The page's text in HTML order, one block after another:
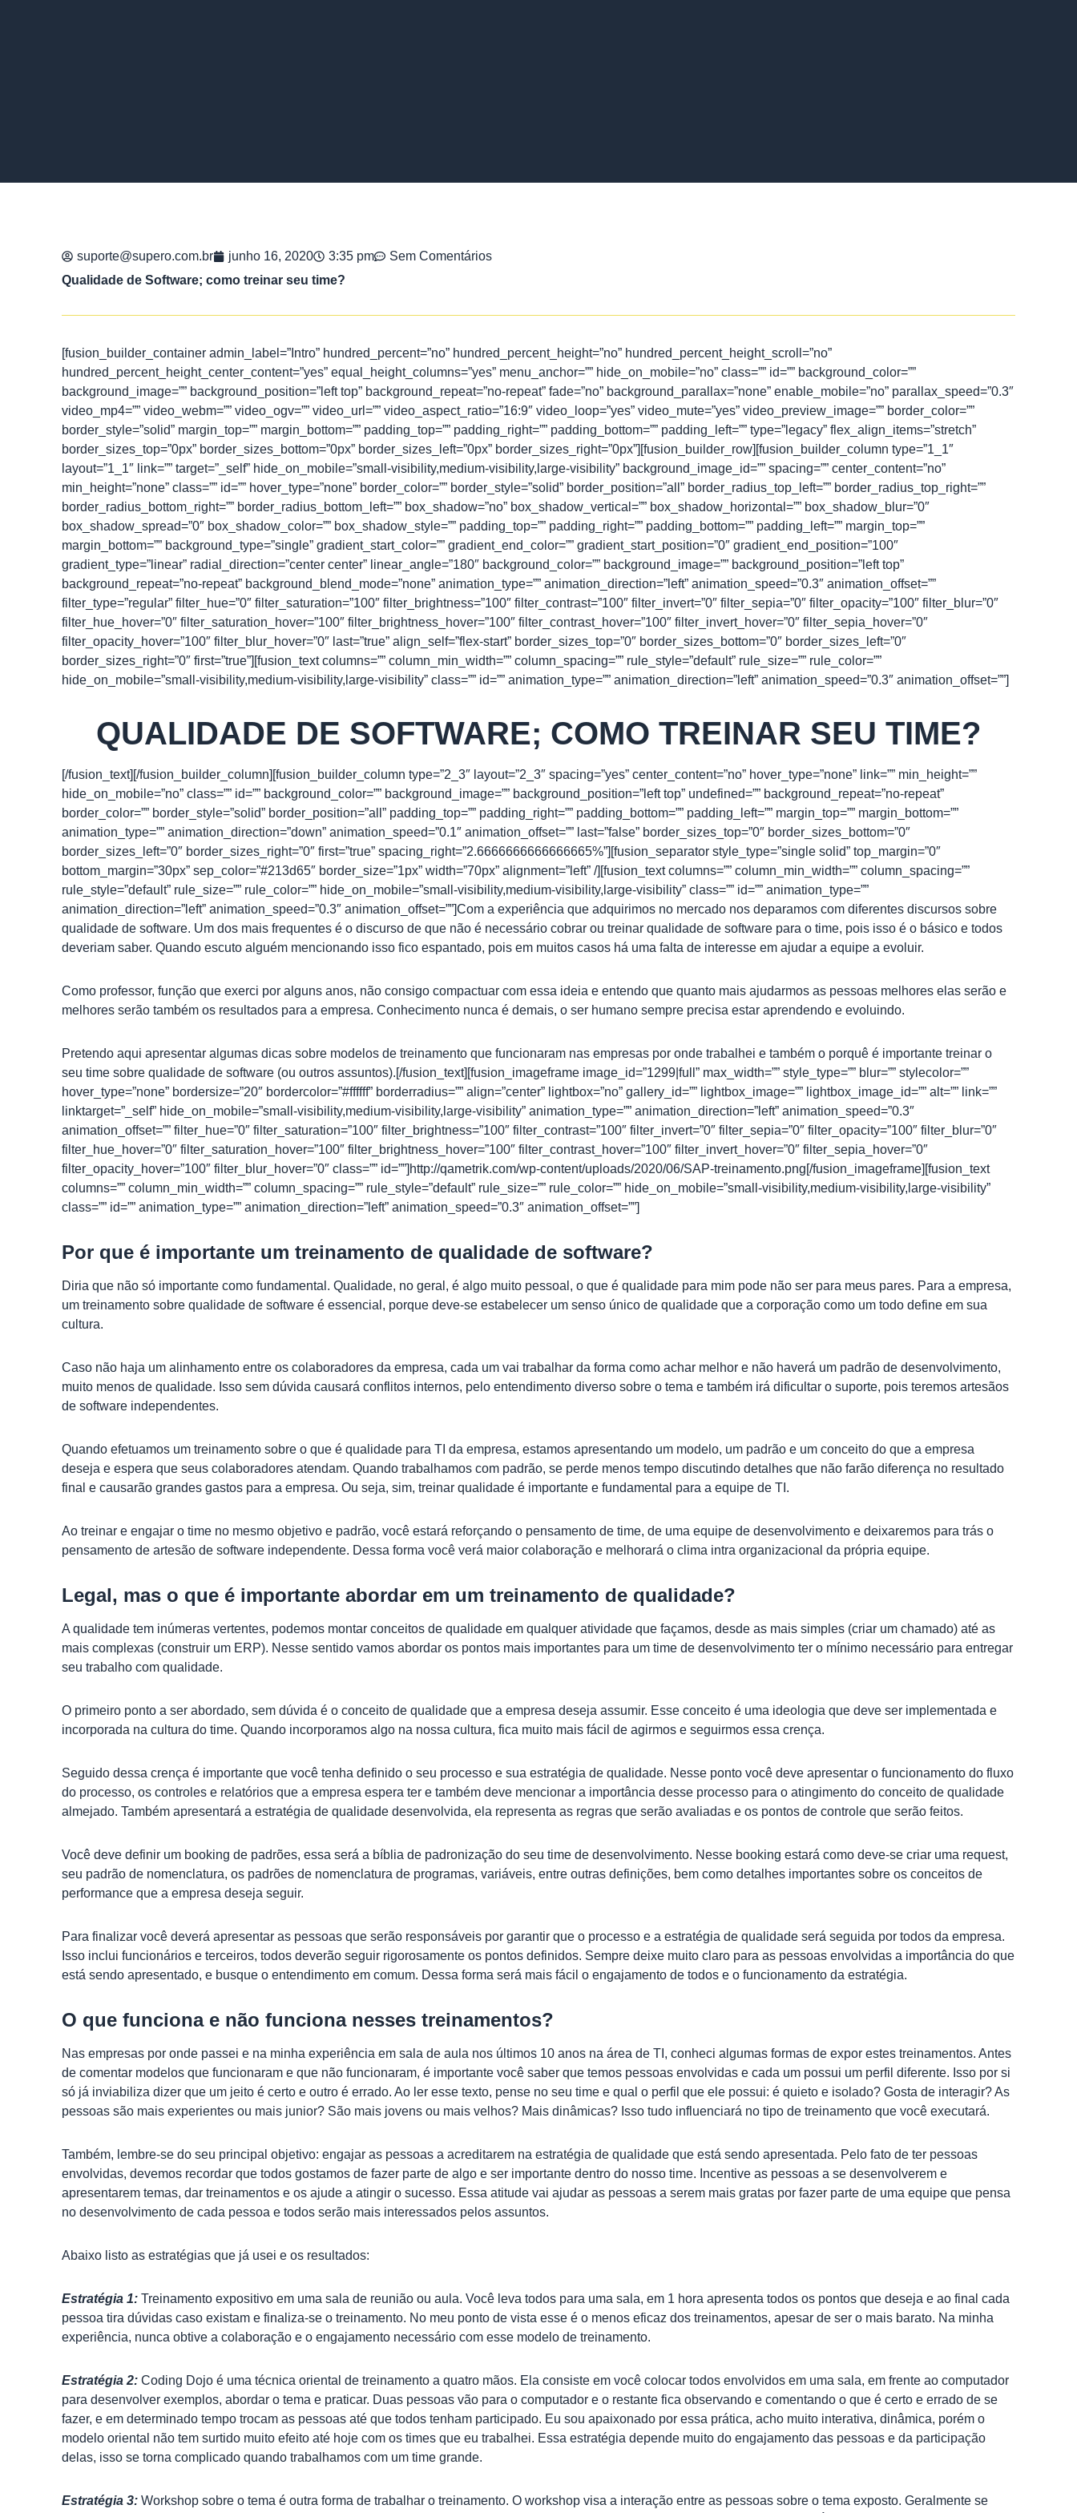
suporte@supero.com.br junho 16, 2020 3:35 pm
Sem Comentários
Qualidade de Software; como treinar seu time?
[fusion_builder_container admin_label=”Intro” hundred_percent=”no” hundred_percent_height=”no” hundred_percent_height_scroll=”no”
hundred_percent_height_center_content=”yes” equal_height_columns=”yes” menu_anchor=”” hide_on_mobile=”no” class=”” id=”” background_color=””
background_image=”” background_position=”left top” background_repeat=”no-repeat” fade=”no” background_parallax=”none” enable_mobile=”no” parallax_speed=”0.3″
video_mp4=”” video_webm=”” video_ogv=”” video_url=”” video_aspect_ratio=”16:9″ video_loop=”yes” video_mute=”yes” video_preview_image=”” border_color=””
border_style=”solid” margin_top=”” margin_bottom=”” padding_top=”” padding_right=”” padding_bottom=”” padding_left=”” type=”legacy” flex_align_items=”stretch”
border_sizes_top=”0px” border_sizes_bottom=”0px” border_sizes_left=”0px” border_sizes_right=”0px”][fusion_builder_row][fusion_builder_column type=”1_1″
layout=”1_1″ link=”” target=”_self” hide_on_mobile=”small-visibility,medium-visibility,large-visibility” background_image_id=”” spacing=”” center_content=”no”
min_height=”none” class=”” id=”” hover_type=”none” border_color=”” border_style=”solid” border_position=”all” border_radius_top_left=”” border_radius_top_right=””
border_radius_bottom_right=”” border_radius_bottom_left=”” box_shadow=”no” box_shadow_vertical=”” box_shadow_horizontal=”” box_shadow_blur=”0″
box_shadow_spread=”0″ box_shadow_color=”” box_shadow_style=”” padding_top=”” padding_right=”” padding_bottom=”” padding_left=”” margin_top=””
margin_bottom=”” background_type=”single” gradient_start_color=”” gradient_end_color=”” gradient_start_position=”0″ gradient_end_position=”100″
gradient_type=”linear” radial_direction=”center center” linear_angle=”180″ background_color=”” background_image=”” background_position=”left top”
background_repeat=”no-repeat” background_blend_mode=”none” animation_type=”” animation_direction=”left” animation_speed=”0.3″ animation_offset=””
filter_type=”regular” filter_hue=”0″ filter_saturation=”100″ filter_brightness=”100″ filter_contrast=”100″ filter_invert=”0″ filter_sepia=”0″ filter_opacity=”100″ filter_blur=”0″
filter_hue_hover=”0″ filter_saturation_hover=”100″ filter_brightness_hover=”100″ filter_contrast_hover=”100″ filter_invert_hover=”0″ filter_sepia_hover=”0″
filter_opacity_hover=”100″ filter_blur_hover=”0″ last=”true” align_self=”flex-start” border_sizes_top=”0″ border_sizes_bottom=”0″ border_sizes_left=”0″
border_sizes_right=”0″ first=”true”][fusion_text columns=”” column_min_width=”” column_spacing=”” rule_style=”default” rule_size=”” rule_color=””
hide_on_mobile=”small-visibility,medium-visibility,large-visibility” class=”” id=”” animation_type=”” animation_direction=”left” animation_speed=”0.3″ animation_offset=””]
QUALIDADE DE SOFTWARE; COMO TREINAR SEU TIME?
[/fusion_text][/fusion_builder_column][fusion_builder_column type=”2_3″ layout=”2_3″ spacing=”yes” center_content=”no” hover_type=”none” link=”” min_height=””
hide_on_mobile=”no” class=”” id=”” background_color=”” background_image=”” background_position=”left top” undefined=”” background_repeat=”no-repeat”
border_color=”” border_style=”solid” border_position=”all” padding_top=”” padding_right=”” padding_bottom=”” padding_left=”” margin_top=”” margin_bottom=””
animation_type=”” animation_direction=”down” animation_speed=”0.1″ animation_offset=”” last=”false” border_sizes_top=”0″ border_sizes_bottom=”0″
border_sizes_left=”0″ border_sizes_right=”0″ first=”true” spacing_right=”2.6666666666666665%”][fusion_separator style_type=”single solid” top_margin=”0″
bottom_margin=”30px” sep_color=”#213d65″ border_size=”1px” width=”70px” alignment=”left” /][fusion_text columns=”” column_min_width=”” column_spacing=””
rule_style=”default” rule_size=”” rule_color=”” hide_on_mobile=”small-visibility,medium-visibility,large-visibility” class=”” id=”” animation_type=””
animation_direction=”left” animation_speed=”0.3″ animation_offset=””]Com a experiência que adquirimos no mercado nos deparamos com diferentes discursos sobre
qualidade de software. Um dos mais frequentes é o discurso de que não é necessário cobrar ou treinar qualidade de software para o time, pois isso é o básico e todos
deveriam saber. Quando escuto alguém mencionando isso fico espantado, pois em muitos casos há uma falta de interesse em ajudar a equipe a evoluir.
Como professor, função que exerci por alguns anos, não consigo compactuar com essa ideia e entendo que quanto mais ajudarmos as pessoas melhores elas serão e
melhores serão também os resultados para a empresa. Conhecimento nunca é demais, o ser humano sempre precisa estar aprendendo e evoluindo.
Pretendo aqui apresentar algumas dicas sobre modelos de treinamento que funcionaram nas empresas por onde trabalhei e também o porquê é importante treinar o
seu time sobre qualidade de software (ou outros assuntos).[/fusion_text][fusion_imageframe image_id=”1299|full” max_width=”” style_type=”” blur=”” stylecolor=””
hover_type=”none” bordersize=”20″ bordercolor=”#ffffff” borderradius=”” align=”center” lightbox=”no” gallery_id=”” lightbox_image=”” lightbox_image_id=”” alt=”” link=””
linktarget=”_self” hide_on_mobile=”small-visibility,medium-visibility,large-visibility” animation_type=”” animation_direction=”left” animation_speed=”0.3″
animation_offset=”” filter_hue=”0″ filter_saturation=”100″ filter_brightness=”100″ filter_contrast=”100″ filter_invert=”0″ filter_sepia=”0″ filter_opacity=”100″ filter_blur=”0″
filter_hue_hover=”0″ filter_saturation_hover=”100″ filter_brightness_hover=”100″ filter_contrast_hover=”100″ filter_invert_hover=”0″ filter_sepia_hover=”0″
filter_opacity_hover=”100″ filter_blur_hover=”0″ class=”” id=””]http://qametrik.com/wp-content/uploads/2020/06/SAP-treinamento.png[/fusion_imageframe][fusion_text
columns=”” column_min_width=”” column_spacing=”” rule_style=”default” rule_size=”” rule_color=”” hide_on_mobile=”small-visibility,medium-visibility,large-visibility”
class=”” id=”” animation_type=”” animation_direction=”left” animation_speed=”0.3″ animation_offset=””]
Por que é importante um treinamento de qualidade de software?
Diria que não só importante como fundamental. Qualidade, no geral, é algo muito pessoal, o que é qualidade para mim pode não ser para meus pares. Para a empresa,
um treinamento sobre qualidade de software é essencial, porque deve-se estabelecer um senso único de qualidade que a corporação como um todo define em sua
cultura.
Caso não haja um alinhamento entre os colaboradores da empresa, cada um vai trabalhar da forma como achar melhor e não haverá um padrão de desenvolvimento,
muito menos de qualidade. Isso sem dúvida causará conflitos internos, pelo entendimento diverso sobre o tema e também irá dificultar o suporte, pois teremos artesãos
de software independentes.
Quando efetuamos um treinamento sobre o que é qualidade para TI da empresa, estamos apresentando um modelo, um padrão e um conceito do que a empresa
deseja e espera que seus colaboradores atendam. Quando trabalhamos com padrão, se perde menos tempo discutindo detalhes que não farão diferença no resultado
final e causarão grandes gastos para a empresa. Ou seja, sim, treinar qualidade é importante e fundamental para a equipe de TI.
Ao treinar e engajar o time no mesmo objetivo e padrão, você estará reforçando o pensamento de time, de uma equipe de desenvolvimento e deixaremos para trás o
pensamento de artesão de software independente. Dessa forma você verá maior colaboração e melhorará o clima intra organizacional da própria equipe.
Legal, mas o que é importante abordar em um treinamento de qualidade?
A qualidade tem inúmeras vertentes, podemos montar conceitos de qualidade em qualquer atividade que façamos, desde as mais simples (criar um chamado) até as
mais complexas (construir um ERP). Nesse sentido vamos abordar os pontos mais importantes para um time de desenvolvimento ter o mínimo necessário para entregar
seu trabalho com qualidade.
O primeiro ponto a ser abordado, sem dúvida é o conceito de qualidade que a empresa deseja assumir. Esse conceito é uma ideologia que deve ser implementada e
incorporada na cultura do time. Quando incorporamos algo na nossa cultura, fica muito mais fácil de agirmos e seguirmos essa crença.
Seguido dessa crença é importante que você tenha definido o seu processo e sua estratégia de qualidade. Nesse ponto você deve apresentar o funcionamento do fluxo
do processo, os controles e relatórios que a empresa espera ter e também deve mencionar a importância desse processo para o atingimento do conceito de qualidade
almejado. Também apresentará a estratégia de qualidade desenvolvida, ela representa as regras que serão avaliadas e os pontos de controle que serão feitos.
Você deve definir um booking de padrões, essa será a bíblia de padronização do seu time de desenvolvimento. Nesse booking estará como deve-se criar uma request,
seu padrão de nomenclatura, os padrões de nomenclatura de programas, variáveis, entre outras definições, bem como detalhes importantes sobre os conceitos de
performance que a empresa deseja seguir.
Para finalizar você deverá apresentar as pessoas que serão responsáveis por garantir que o processo e a estratégia de qualidade será seguida por todos da empresa.
Isso inclui funcionários e terceiros, todos deverão seguir rigorosamente os pontos definidos. Sempre deixe muito claro para as pessoas envolvidas a importância do que
está sendo apresentado, e busque o entendimento em comum. Dessa forma será mais fácil o engajamento de todos e o funcionamento da estratégia.
O que funciona e não funciona nesses treinamentos?
Nas empresas por onde passei e na minha experiência em sala de aula nos últimos 10 anos na área de TI, conheci algumas formas de expor estes treinamentos. Antes
de comentar modelos que funcionaram e que não funcionaram, é importante você saber que temos pessoas envolvidas e cada um possui um perfil diferente. Isso por si
só já inviabiliza dizer que um jeito é certo e outro é errado. Ao ler esse texto, pense no seu time e qual o perfil que ele possui: é quieto e isolado? Gosta de interagir? As
pessoas são mais experientes ou mais junior? São mais jovens ou mais velhos? Mais dinâmicas? Isso tudo influenciará no tipo de treinamento que você executará.
Também, lembre-se do seu principal objetivo: engajar as pessoas a acreditarem na estratégia de qualidade que está sendo apresentada. Pelo fato de ter pessoas
envolvidas, devemos recordar que todos gostamos de fazer parte de algo e ser importante dentro do nosso time. Incentive as pessoas a se desenvolverem e
apresentarem temas, dar treinamentos e os ajude a atingir o sucesso. Essa atitude vai ajudar as pessoas a serem mais gratas por fazer parte de uma equipe que pensa
no desenvolvimento de cada pessoa e todos serão mais interessados pelos assuntos.
Abaixo listo as estratégias que já usei e os resultados:
Estratégia 1: Treinamento expositivo em uma sala de reunião ou aula. Você leva todos para uma sala, em 1 hora apresenta todos os pontos que deseja e ao final cada
pessoa tira dúvidas caso existam e finaliza-se o treinamento. No meu ponto de vista esse é o menos eficaz dos treinamentos, apesar de ser o mais barato. Na minha
experiência, nunca obtive a colaboração e o engajamento necessário com esse modelo de treinamento.
Estratégia 2: Coding Dojo é uma técnica oriental de treinamento a quatro mãos. Ela consiste em você colocar todos envolvidos em uma sala, em frente ao computador
para desenvolver exemplos, abordar o tema e praticar. Duas pessoas vão para o computador e o restante fica observando e comentando o que é certo e errado de se
fazer, e em determinado tempo trocam as pessoas até que todos tenham participado. Eu sou apaixonado por essa prática, acho muito interativa, dinâmica, porém o
modelo oriental não tem surtido muito efeito até hoje com os times que eu trabalhei. Essa estratégia depende muito do engajamento das pessoas e da participação
delas, isso se torna complicado quando trabalhamos com um time grande.
Estratégia 3: Workshop sobre o tema é outra forma de trabalhar o treinamento. O workshop visa a interação entre as pessoas sobre o tema exposto. Geralmente se